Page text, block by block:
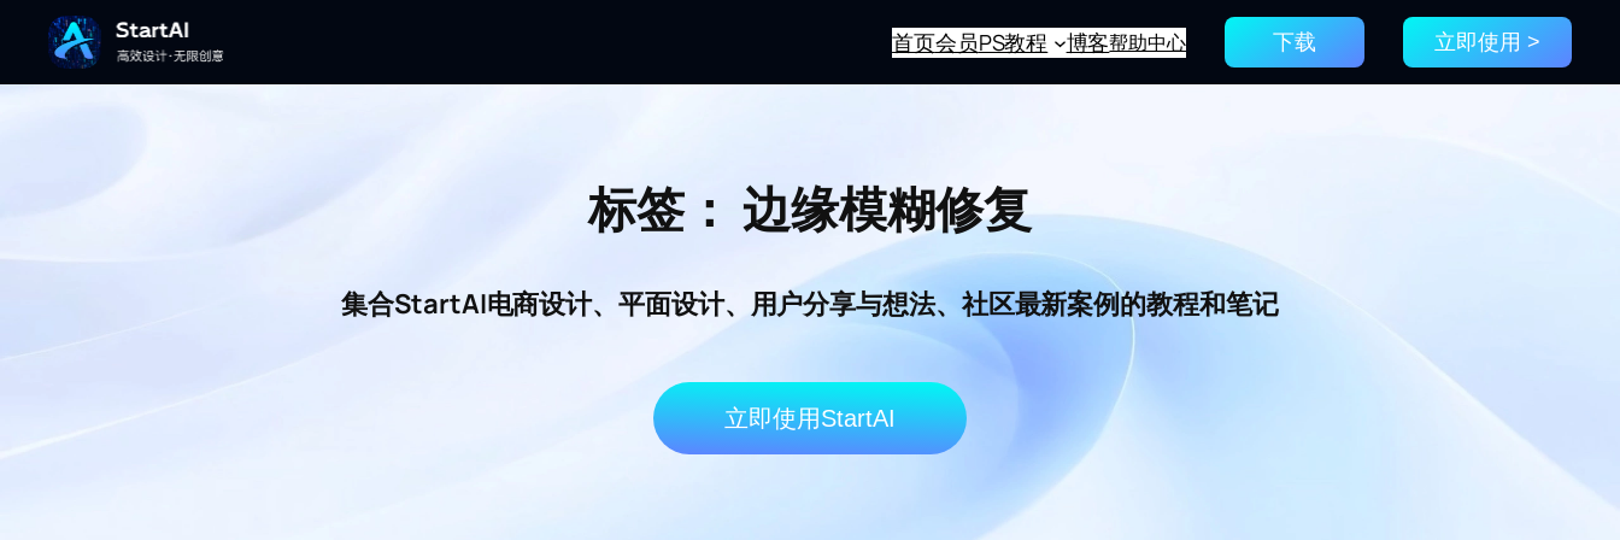
首页会员PS教程 博客帮助中心 下载 立即使用 >
标签：边缘模糊修复
集合StartAI电商设计、平面设计、用户分享与想法、社区最新案例的教程和笔记
立即使用StartAI